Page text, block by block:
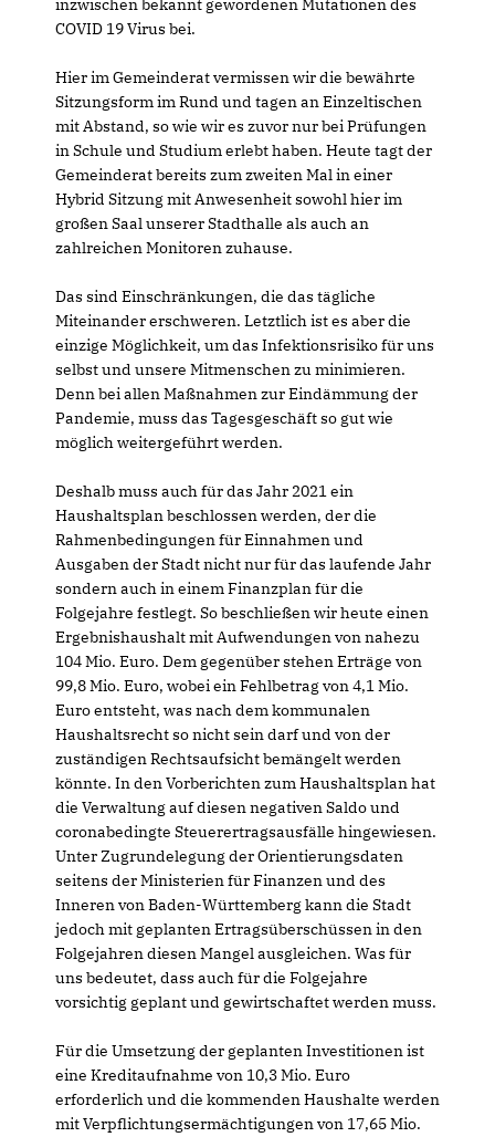
inzwischen bekannt gewordenen Mutationen des
COVID 19 Virus bei.
Hier im Gemeinderat vermissen wir die bewährte
Sitzungsform im Rund und tagen an Einzeltischen
mit Abstand, so wie wir es zuvor nur bei Prüfungen
in Schule und Studium erlebt haben. Heute tagt der
Gemeinderat bereits zum zweiten Mal in einer
Hybrid Sitzung mit Anwesenheit sowohl hier im
großen Saal unserer Stadthalle als auch an
zahlreichen Monitoren zuhause.
Das sind Einschränkungen, die das tägliche
Miteinander erschweren. Letztlich ist es aber die
einzige Möglichkeit, um das Infektionsrisiko für uns
selbst und unsere Mitmenschen zu minimieren.
Denn bei allen Maßnahmen zur Eindämmung der
Pandemie, muss das Tagesgeschäft so gut wie
möglich weitergeführt werden.
Deshalb muss auch für das Jahr 2021 ein
Haushaltsplan beschlossen werden, der die
Rahmenbedingungen für Einnahmen und
Ausgaben der Stadt nicht nur für das laufende Jahr
sondern auch in einem Finanzplan für die
Folgejahre festlegt. So beschließen wir heute einen
Ergebnishaushalt mit Aufwendungen von nahezu
104 Mio. Euro. Dem gegenüber stehen Erträge von
99,8 Mio. Euro, wobei ein Fehlbetrag von 4,1 Mio.
Euro entsteht, was nach dem kommunalen
Haushaltsrecht so nicht sein darf und von der
zuständigen Rechtsaufsicht bemängelt werden
könnte. In den Vorberichten zum Haushaltsplan hat
die Verwaltung auf diesen negativen Saldo und
coronabedingte Steuerertragsausfälle hingewiesen.
Unter Zugrundelegung der Orientierungsdaten
seitens der Ministerien für Finanzen und des
Inneren von Baden-Württemberg kann die Stadt
jedoch mit geplanten Ertragsüberschüssen in den
Folgejahren diesen Mangel ausgleichen. Was für
uns bedeutet, dass auch für die Folgejahre
vorsichtig geplant und gewirtschaftet werden muss.
Für die Umsetzung der geplanten Investitionen ist
eine Kreditaufnahme von 10,3 Mio. Euro
erforderlich und die kommenden Haushalte werden
mit Verpflichtungsermächtigungen von 17,65 Mio.